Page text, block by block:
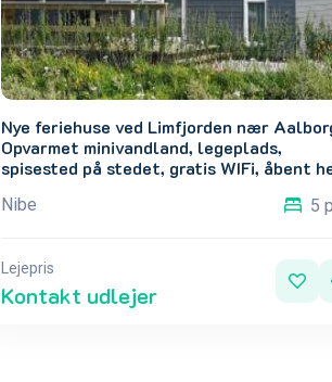
Nye feriehuse ved Limfjorden nær
Opvarmet minivandland, legeplads,
spisested på stedet, gratis WIFi, åbent
ladestandere 200kw
Nibe 5
Lejepris
Kontakt udlejer